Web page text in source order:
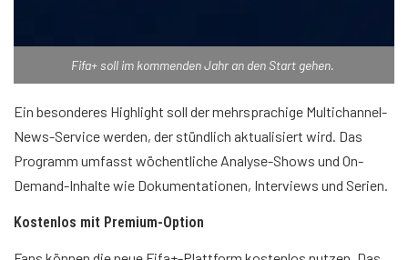
Fifa+ soll im kommenden Jahr an den Start gehen.
Ein besonderes Highlight soll der mehrsprachige Multichannel-
News-Service werden, der stündlich aktualisiert wird. Das
Programm umfasst wöchentliche Analyse-Shows und On-
Demand-Inhalte wie Dokumentationen, Interviews und Serien.
Kostenlos mit Premium-Option